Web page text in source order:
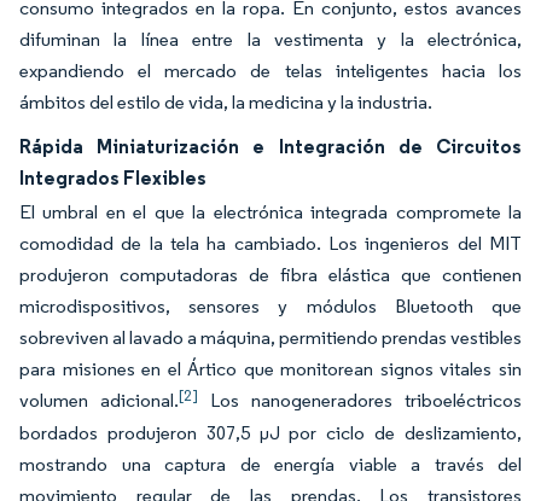
consumo integrados en la ropa. En conjunto, estos avances
difuminan la línea entre la vestimenta y la electrónica,
expandiendo el mercado de telas inteligentes hacia los
ámbitos del estilo de vida, la medicina y la industria.
Rápida Miniaturización e Integración de Circuitos
Integrados Flexibles
El umbral en el que la electrónica integrada compromete la
comodidad de la tela ha cambiado. Los ingenieros del MIT
produjeron computadoras de fibra elástica que contienen
microdispositivos, sensores y módulos Bluetooth que
sobreviven al lavado a máquina, permitiendo prendas vestibles
para misiones en el Ártico que monitorean signos vitales sin
volumen adicional.[2]
Los nanogeneradores triboeléctricos
bordados produjeron 307,5 µJ por ciclo de deslizamiento,
mostrando una captura de energía viable a través del
movimiento regular de las prendas. Los transistores